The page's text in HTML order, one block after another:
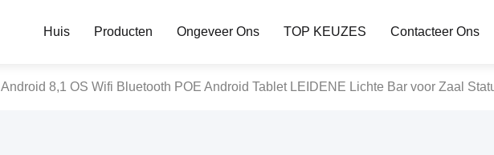
Huis Producten Ongeveer Ons TOP KEUZES Contacteer Ons
Android 8,1 OS Wifi Bluetooth POE Android Tablet LEIDENE Lichte Bar voor Zaal